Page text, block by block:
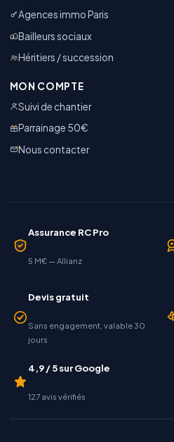
Agences immo Paris
Bailleurs sociaux
Héritiers / succession
MON COMPTE
Suivi de chantier
Parrainage 50€
Nous contacter
Assurance RC Pro
5 M€ — Allianz
Devis gratuit
Sans engagement, valable 30
jours
4,9 / 5 sur Google
127 avis vérifiés